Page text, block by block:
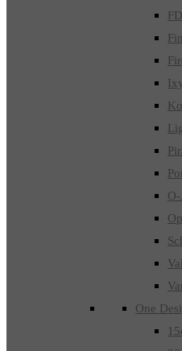
FD
One